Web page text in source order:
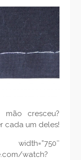
cresceu?
cada um deles!
watch?